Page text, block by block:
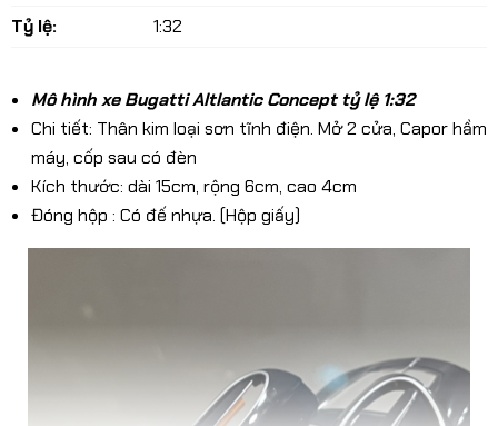
Tỷ lệ:
1:32
Mô hình xe Bugatti Altlantic Concept tỷ lệ 1:32
Chi tiết: Thân kim loại sơn tĩnh điện. Mở 2 cửa, Capor hầm
máy, cốp sau có đèn
Kích thước: dài 15cm, rộng 6cm, cao 4cm
Đóng hộp : Có đế nhựa. (Hộp giấy)